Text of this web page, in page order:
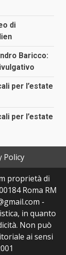
di
Baricco:
per l’estate
per l’estate
Policy
proprietà di
Roma RM
-
in quanto
Non può
ai sensi